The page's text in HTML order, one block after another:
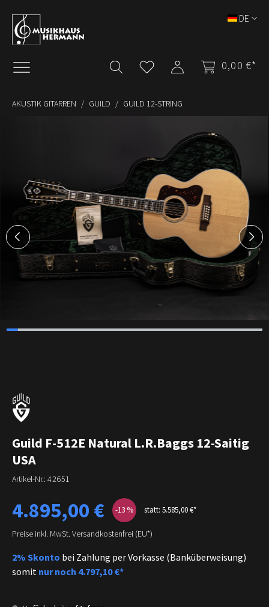
Zum Hauptinhalt springen
0,00 €*
DE
AKUSTIK GITARREN GUILD GUILD 12-STRING
Guild F-512E Natural L.R.Baggs 12-Saitig
USA
Artikel-Nr.: 42651
Verkaufspreis:
4.895,00 € -13 % statt: 5.585,00 €*
Preise inkl. MwSt. Versandkostenfrei (EU*)
2% Skonto bei Zahlung per Vorkasse (Banküberweisung)
somit nur noch 4.797,10 €*